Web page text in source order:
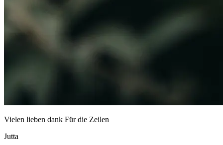
Vielen lieben dank Für die Zeilen
Jutta